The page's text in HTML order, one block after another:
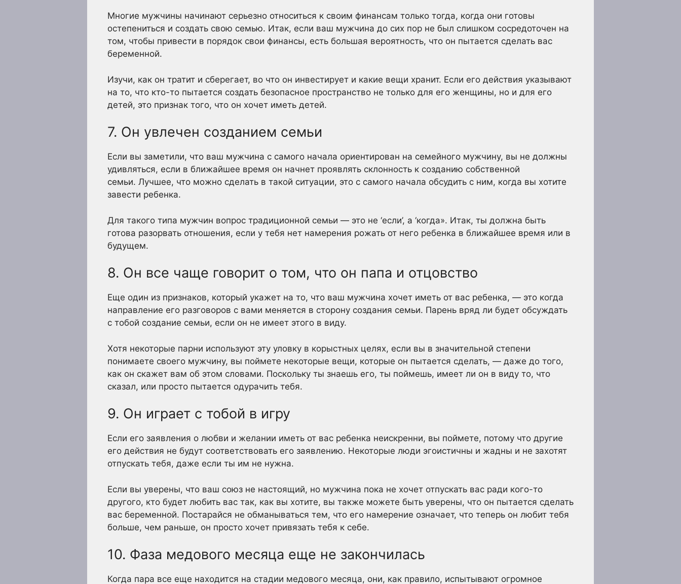
Многие мужчины начинают серьезно относиться к своим финансам только тогда, когда они готовы
остепениться и создать свою семью. Итак, если ваш мужчина до сих пор не был слишком сосредоточен на
том, чтобы привести в порядок свои финансы, есть большая вероятность, что он пытается сделать вас
беременной.
Изучи, как он тратит и сберегает, во что он инвестирует и какие вещи хранит. Если его действия указывают
на то, что кто-то пытается создать безопасное пространство не только для его женщины, но и для его
детей, это признак того, что он хочет иметь детей.
7. Он увлечен созданием семьи
Если вы заметили, что ваш мужчина с самого начала ориентирован на семейного мужчину, вы не должны
удивляться, если в ближайшее время он начнет проявлять склонность к созданию собственной
семьи. Лучшее, что можно сделать в такой ситуации, это с самого начала обсудить с ним, когда вы хотите
завести ребенка.
Для такого типа мужчин вопрос традиционной семьи — это не ‘если’, а ‘когда». Итак, ты должна быть
готова разорвать отношения, если у тебя нет намерения рожать от него ребенка в ближайшее время или в
будущем.
8. Он все чаще говорит о том, что он папа и отцовство
Еще один из признаков, который укажет на то, что ваш мужчина хочет иметь от вас ребенка, — это когда
направление его разговоров с вами меняется в сторону создания семьи. Парень вряд ли будет обсуждать
с тобой создание семьи, если он не имеет этого в виду.
Хотя некоторые парни используют эту уловку в корыстных целях, если вы в значительной степени
понимаете своего мужчину, вы поймете некоторые вещи, которые он пытается сделать, — даже до того,
как он скажет вам об этом словами. Поскольку ты знаешь его, ты поймешь, имеет ли он в виду то, что
сказал, или просто пытается одурачить тебя.
9. Он играет с тобой в игру
Если его заявления о любви и желании иметь от вас ребенка неискренни, вы поймете, потому что другие
его действия не будут соответствовать его заявлению. Некоторые люди эгоистичны и жадны и не захотят
отпускать тебя, даже если ты им не нужна.
Если вы уверены, что ваш союз не настоящий, но мужчина пока не хочет отпускать вас ради кого-то
другого, кто будет любить вас так, как вы хотите, вы также можете быть уверены, что он пытается сделать
вас беременной. Постарайся не обманываться тем, что его намерение означает, что теперь он любит тебя
больше, чем раньше, он просто хочет привязать тебя к себе.
10. Фаза медового месяца еще не закончилась
Когда пара все еще находится на стадии медового месяца, они, как правило, испытывают огромное